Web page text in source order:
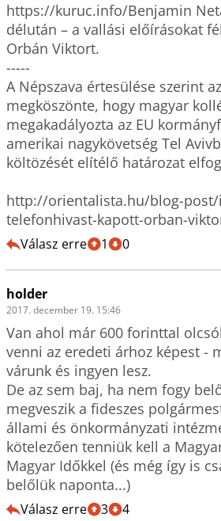
https://kuruc.info/Benjamin
délután – a vallási előírásokat
Orbán Viktort.
-----
A Népszava értesülése szerint
megköszönte, hogy magyar
megakadályozta az EU
amerikai nagykövetség Tel
költözését elítélő határozat
http://orientalista.hu/blog-post/
telefonhivast-kapott-orban-
Válasz erre 1 0
holder
2017. december 19. 15:46
Van ahol már 600 forinttal
venni az eredeti árhoz képest -
várunk és ingyen lesz.
De az sem baj, ha nem fogy
megveszik a fideszes
állami és önkormányzati
kötelezően tenniük kell a
Magyar Időkkel (és még így is
belőlük naponta...)
Válasz erre 3 4